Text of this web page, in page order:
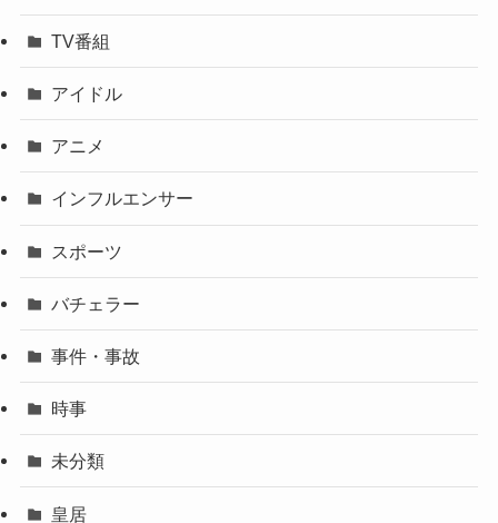
TV番組
アイドル
アニメ
インフルエンサー
スポーツ
バチェラー
事件・事故
時事
未分類
皇居